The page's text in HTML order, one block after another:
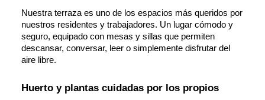
Nuestra terraza es uno de los espacios más queridos por
nuestros residentes y trabajadores. Un lugar cómodo y
seguro, equipado con mesas y sillas que permiten
descansar, conversar, leer o simplemente disfrutar del
aire libre.
Huerto y plantas cuidadas por los propios